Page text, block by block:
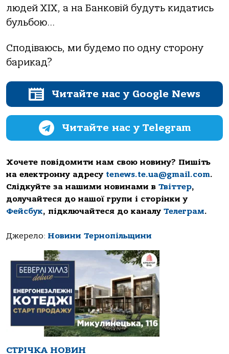
людей ХІХ, а на Банковій будуть кидатись
бульбою…
Сподіваюсь, ми будемо по одну сторону
барикад?
Читайте нас у Google News
Читайте нас у Telegram
Хочете повідомити нам свою новину? Пишіть
на електронну адресу tenews.te.ua@gmail.com.
Слідкуйте за нашими новинами в Твіттер,
долучайтеся до нашої групи і сторінки у
Фейсбук, підключайтеся до каналу Телеграм.
Джерело: Новини Тернопільщини
СТРІЧКА НОВИН